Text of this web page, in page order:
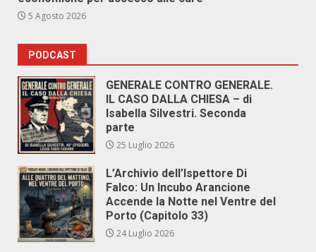
5 Agosto 2026
PODCAST
GENERALE CONTRO GENERALE.
IL CASO DALLA CHIESA – di
Isabella Silvestri. Seconda
parte
25 Luglio 2026
L’Archivio dell’Ispettore Di
Falco: Un Incubo Arancione
Accende la Notte nel Ventre del
Porto (Capitolo 33)
24 Luglio 2026